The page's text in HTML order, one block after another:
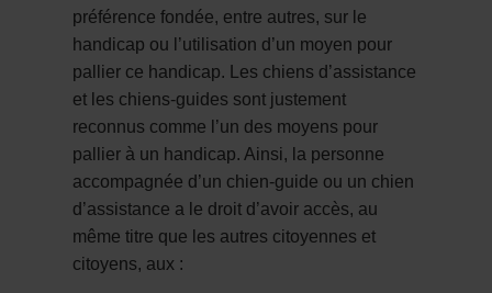
préférence fondée, entre autres, sur le
handicap ou l’utilisation d’un moyen pour
pallier ce handicap. Les chiens d’assistance
et les chiens-guides sont justement
reconnus comme l’un des moyens pour
pallier à un handicap. Ainsi, la personne
accompagnée d’un chien-guide ou un chien
d’assistance a le droit d’avoir accès, au
même titre que les autres citoyennes et
citoyens, aux :